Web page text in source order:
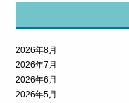
2026年8月
2026年7月
2026年6月
2026年5月